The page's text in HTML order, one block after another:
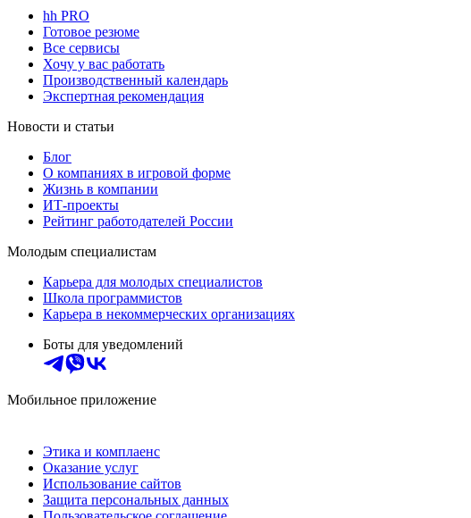
hh PRO
Готовое резюме
Все сервисы
Хочу у вас работать
Производственный календарь
Экспертная рекомендация
Новости и статьи
Блог
О компаниях в игровой форме
Жизнь в компании
ИТ-проекты
Рейтинг работодателей России
Молодым специалистам
Карьера для молодых специалистов
Школа программистов
Карьера в некоммерческих организациях
Боты для уведомлений
Мобильное приложение
Этика и комплаенс
Оказание услуг
Использование сайтов
Защита персональных данных